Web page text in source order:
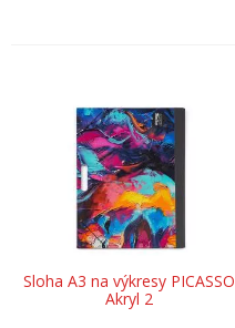
Sloha A3 na výkresy PICASSO
Akryl 2